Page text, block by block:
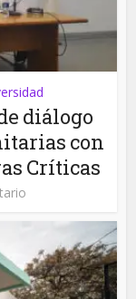
diálogo
con
Críticas